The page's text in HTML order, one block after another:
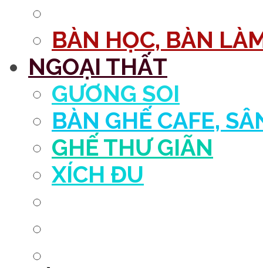
BÀN HỌC, BÀN
NGOẠI THẤT
GƯƠNG SOI
BÀN GHẾ CAFE,
GHẾ THƯ GIÃN
XÍCH ĐU